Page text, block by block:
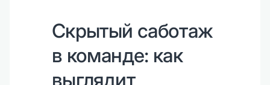
Скрытый саботаж
в команде: как
выглядит